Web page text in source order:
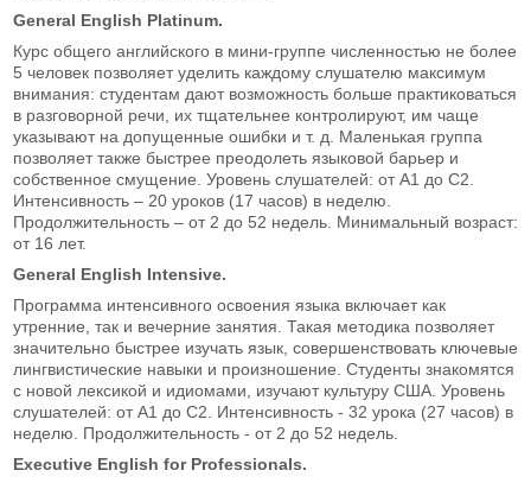
General English Platinum.
Курс общего английского в мини-группе численностью не более
5 человек позволяет уделить каждому слушателю максимум
внимания: студентам дают возможность больше практиковаться
в разговорной речи, их тщательнее контролируют, им чаще
указывают на допущенные ошибки и т. д. Маленькая группа
позволяет также быстрее преодолеть языковой барьер и
собственное смущение. Уровень слушателей: от А1 до С2.
Интенсивность – 20 уроков (17 часов) в неделю.
Продолжительность – от 2 до 52 недель. Минимальный возраст:
от 16 лет.
General English Intensive.
Программа интенсивного освоения языка включает как
утренние, так и вечерние занятия. Такая методика позволяет
значительно быстрее изучать язык, совершенствовать ключевые
лингвистические навыки и произношение. Студенты знакомятся
с новой лексикой и идиомами, изучают культуру США. Уровень
слушателей: от А1 до С2. Интенсивность - 32 урока (27 часов) в
неделю. Продолжительность - от 2 до 52 недель.
Executive English for Professionals.